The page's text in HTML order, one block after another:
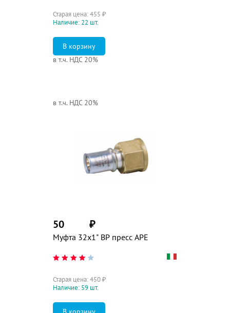
Старая цена:455 ₽
в т.ч. НДС 20%
Наличие: 22 шт.
Муфта 32х1" ВР пресс APE
50 ₽
в т.ч. НДС 20%
Старая цена:450₽
Наличие: 59 шт.